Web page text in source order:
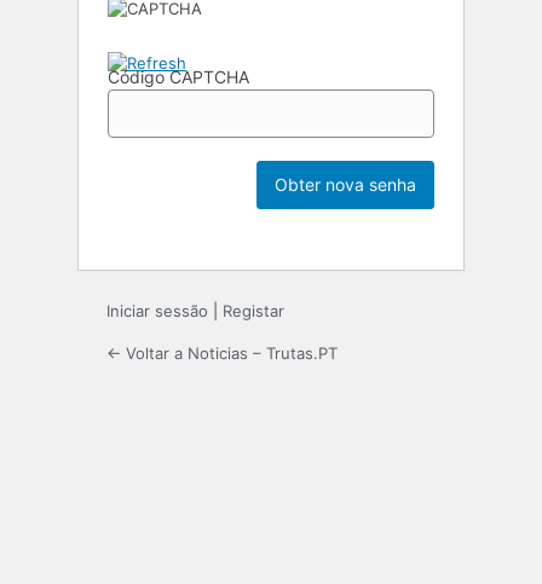
Código CAPTCHA
Iniciar sessão Registar
← Voltar a Noticias – Trutas.PT